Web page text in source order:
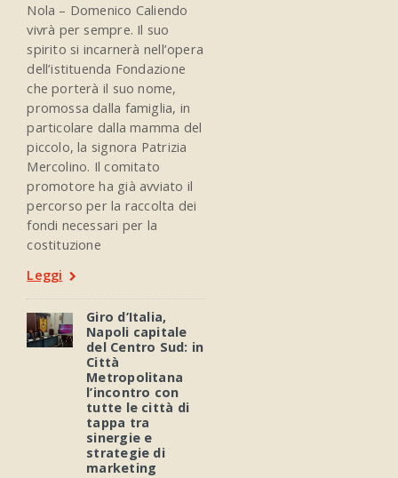
Nola – Domenico Caliendo
vivrà per sempre. Il suo
spirito si incarnerà nell’opera
dell’istituenda Fondazione
che porterà il suo nome,
promossa dalla famiglia, in
particolare dalla mamma del
piccolo, la signora Patrizia
Mercolino. Il comitato
promotore ha già avviato il
percorso per la raccolta dei
fondi necessari per la
costituzione
Leggi
Giro d’Italia,
Napoli capitale
del Centro Sud: in
Città
Metropolitana
l’incontro con
tutte le città di
tappa tra
sinergie e
strategie di
marketing